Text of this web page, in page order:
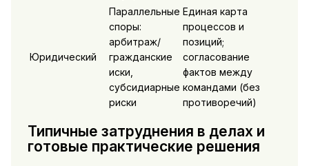
Юридический
Параллельные
споры:
арбитраж/
гражданские
иски,
субсидиарные
риски
Единая карта
процессов и
позиций;
согласование
фактов между
командами (без
противоречий)
Типичные затруднения в делах и
готовые практические решения